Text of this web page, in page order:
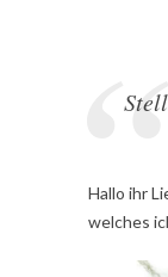
Hallo ihr
welches